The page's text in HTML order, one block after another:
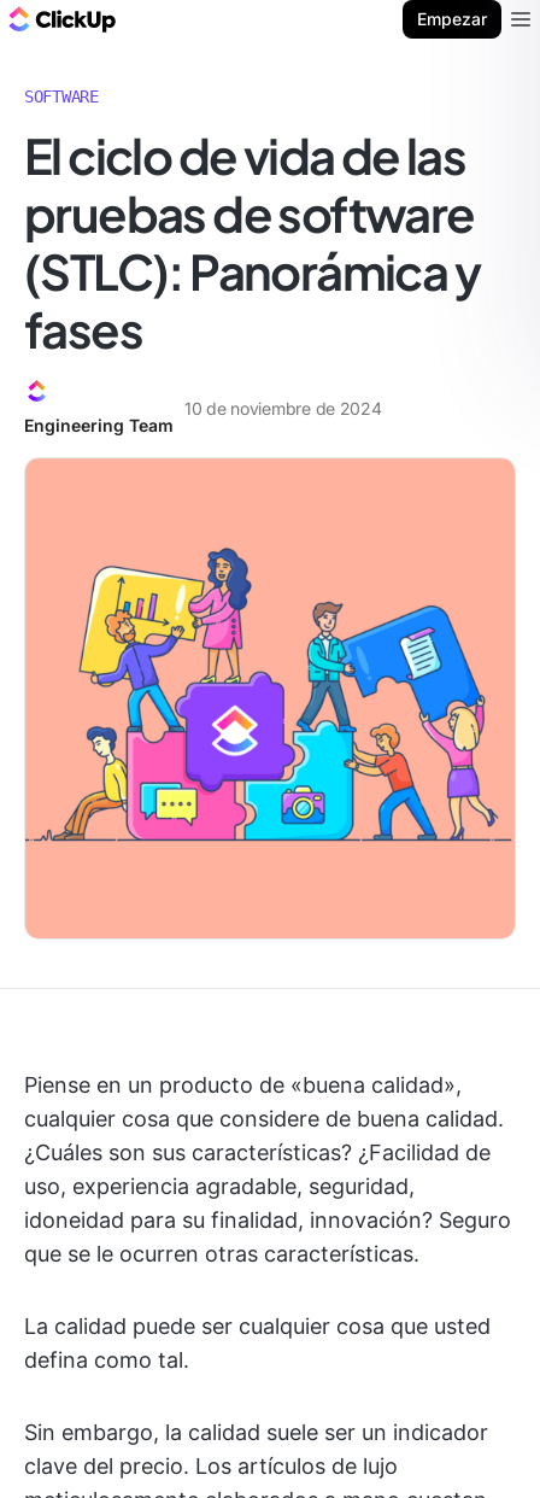
Empezar
SOFTWARE
El ciclo de vida de las
pruebas de software
(STLC): Panorámica y
fases
Engineering Team
10 de noviembre de 2024
Piense en un producto de «buena calidad»,
cualquier cosa que considere de buena calidad.
¿Cuáles son sus características? ¿Facilidad de
uso, experiencia agradable, seguridad,
idoneidad para su finalidad, innovación? Seguro
que se le ocurren otras características.
La calidad puede ser cualquier cosa que usted
defina como tal.
Sin embargo, la calidad suele ser un indicador
clave del precio. Los artículos de lujo